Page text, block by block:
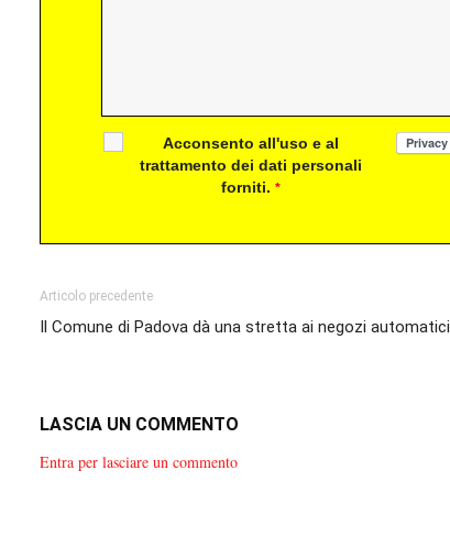
Acconsento all'uso e al
trattamento dei dati personali
forniti.*
Articolo precedente
Il Comune di Padova dà una stretta ai negozi automatici
LASCIA UN COMMENTO
Entra per lasciare un commento